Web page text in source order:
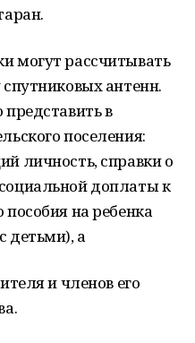
могут рассчитывать
антенн.
в
поселения:
личность, справки о
доплаты к
на ребенка
детьми), а
и членов его